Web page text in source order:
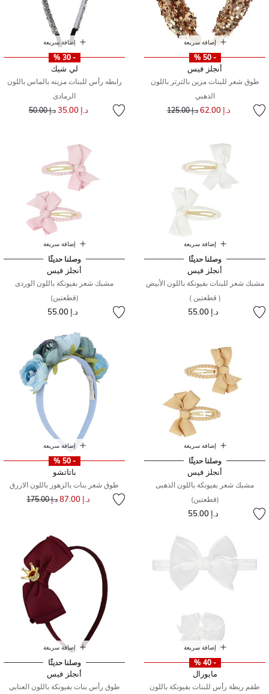
إضافة سريعة
- 50 %
أنجلز فيس
طوق شعر للبنات مزين بالترتر باللون
الذهبي
د.إ 62.00 سعر مخفض مند.إ 125.00
إضافة سريعة
- 30 %
لي شيك
رابطه رأس للبنات مزينه بالماس باللون
الرمادى
د.إ 35.00 سعر مخفض من
د.إ 50.00 إلى
إضافة سريعة
وصلنا حديثًا
أنجلز فيس
مشبك شعر للبنات بفيونكة باللون الأبيض
( قطعتين )
د.إ 55.00
إضافة سريعة
وصلنا حديثًا
أنجلز فيس
مشبك شعر بفيونكة باللون الوردى
(قطعتين)
د.إ 55.00
إضافة سريعة
وصلنا حديثًا
أنجلز فيس
مشبك شعر بفيونكة باللون الذهبى
(قطعتين)
د.إ 55.00
إضافة سريعة
- 50 %
باتاتشو
طوق شعر بنات بالزهور باللون الازرق
د.إ 87.00 سعر مخفض من
د.إ 175.00 إلى
إضافة سريعة
- 40 %
مايورال
طقم ربطة رأس للبنات بفيونكة باللون
إضافة سريعة
وصلنا حديثًا
أنجلز فيس
طوق رأس بنات بفيونكة باللون العنابي